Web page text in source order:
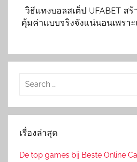
วิธีแทงบอลสเต็ป UFABET ส
คุ้มค่าแบบจริงจังแน่นอนเพรา
Search
เรื่องล่าสุด
De top games bij Beste Online